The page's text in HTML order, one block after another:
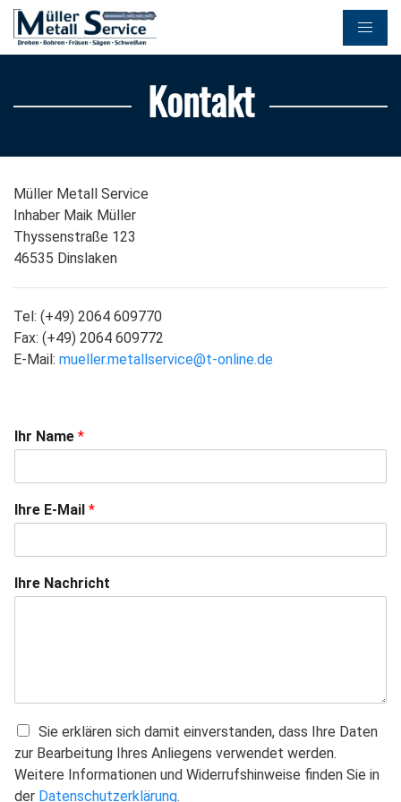
Kontakt
Müller Metall Service
Inhaber Maik Müller
Thyssenstraße 123
46535 Dinslaken
Tel: (+49) 2064 609770
Fax: (+49) 2064 609772
E-Mail: mueller.metallservice@t-online.de
Ihr Name *
Ihre E-Mail *
Ihre Nachricht
C
h
e
c
Sie erklären sich damit einverstanden, dass Ihre Daten
zur Bearbeitung Ihres Anliegens verwendet werden.
Weitere Informationen und Widerrufshinweise finden Sie in
der Datenschutzerklärung.